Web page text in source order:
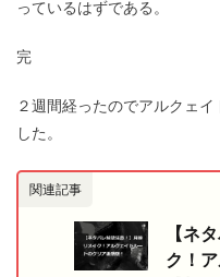
っているはずである。
完
２週間経ったのでアルクェ
した。
関連記事
【ネ
ク！